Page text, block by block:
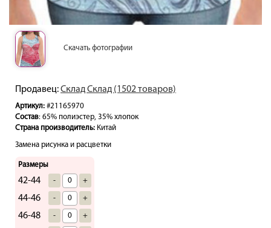
Скачать фотографии
Продавец:Склад Склад (1502 товаров)
Артикул: #21165970
Состав: 65% полиэстер, 35% хлопок
Страна производитель: Китай
Замена рисунка и расцветки
Размеры
42-44 - +
44-46 - +
46-48 - +